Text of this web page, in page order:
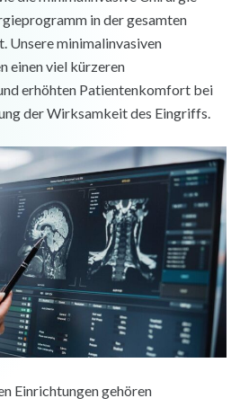
in der gesamten
Unsere minimalinvasiven
einen viel kürzeren
erhöhten Patientenkomfort bei
der Wirksamkeit des Eingriffs.
Einrichtungen gehören